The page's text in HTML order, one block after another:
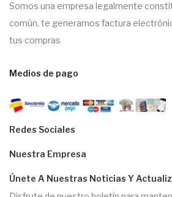
Somos una empresa legalmente
común, te generamos factura
tus compras
Medios de pago
Redes Sociales
Nuestra Empresa
Únete A Nuestras Noticias Y